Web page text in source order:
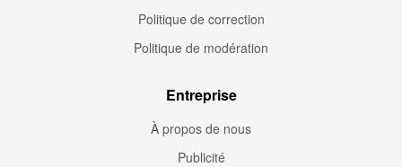
Politique de correction
Politique de modération
Entreprise
À propos de nous
Publicité